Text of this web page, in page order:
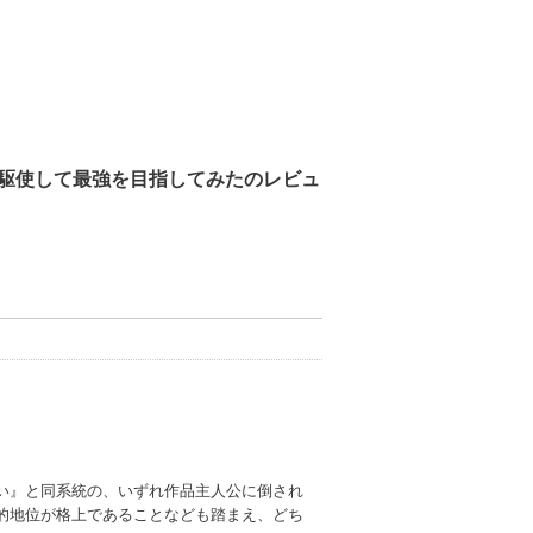
使して最強を目指してみたのレビュ
』と同系統の、いずれ作品主人公に倒され
位が格上であることなども踏まえ、どち